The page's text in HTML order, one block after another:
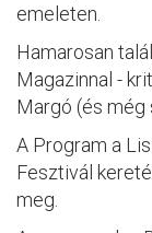
emeleten.
Hamarosan
Magazinnal -
Margó (és még
A Program a
Fesztivál
meg.